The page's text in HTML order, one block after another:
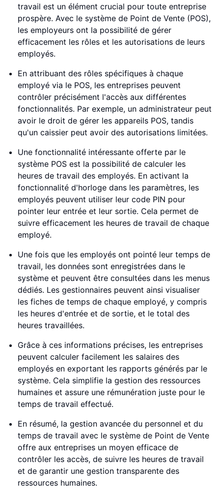
travail est un élément crucial pour toute entreprise
prospère. Avec le système de Point de Vente (POS),
les employeurs ont la possibilité de gérer
efficacement les rôles et les autorisations de leurs
employés.
En attribuant des rôles spécifiques à chaque
employé via le POS, les entreprises peuvent
contrôler précisément l'accès aux différentes
fonctionnalités. Par exemple, un administrateur peut
avoir le droit de gérer les appareils POS, tandis
qu'un caissier peut avoir des autorisations limitées.
Une fonctionnalité intéressante offerte par le
système POS est la possibilité de calculer les
heures de travail des employés. En activant la
fonctionnalité d'horloge dans les paramètres, les
employés peuvent utiliser leur code PIN pour
pointer leur entrée et leur sortie. Cela permet de
suivre efficacement les heures de travail de chaque
employé.
Une fois que les employés ont pointé leur temps de
travail, les données sont enregistrées dans le
système et peuvent être consultées dans les menus
dédiés. Les gestionnaires peuvent ainsi visualiser
les fiches de temps de chaque employé, y compris
les heures d'entrée et de sortie, et le total des
heures travaillées.
Grâce à ces informations précises, les entreprises
peuvent calculer facilement les salaires des
employés en exportant les rapports générés par le
système. Cela simplifie la gestion des ressources
humaines et assure une rémunération juste pour le
temps de travail effectué.
En résumé, la gestion avancée du personnel et du
temps de travail avec le système de Point de Vente
offre aux entreprises un moyen efficace de
contrôler les accès, de suivre les heures de travail
et de garantir une gestion transparente des
ressources humaines.